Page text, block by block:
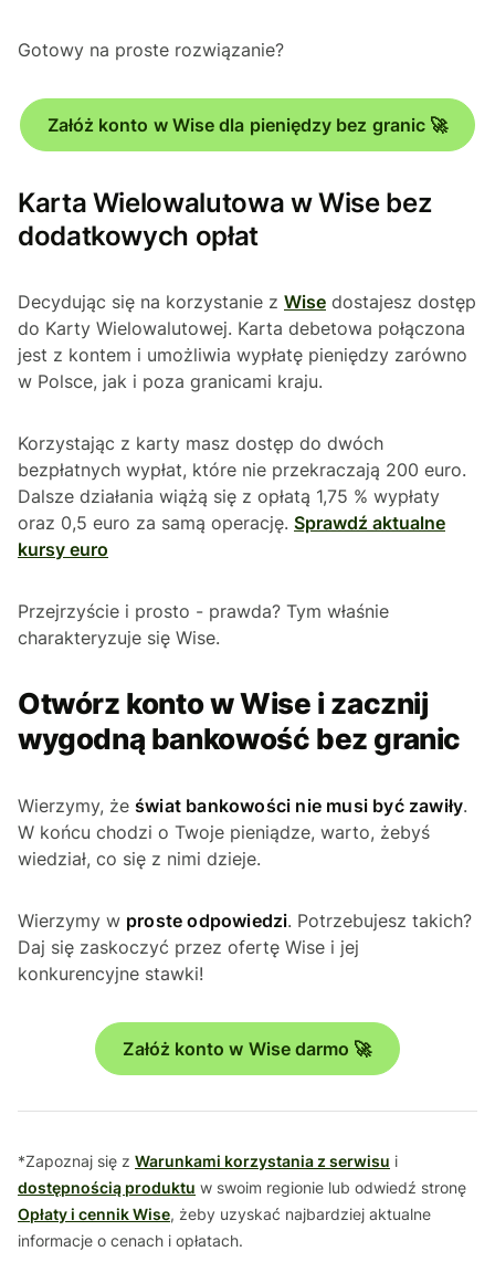
Gotowy na proste rozwiązanie?
Załóż konto w Wise dla pieniędzy bez granic 🚀
Karta Wielowalutowa w Wise bez
dodatkowych opłat
Decydując się na korzystanie z Wise dostajesz dostęp
do Karty Wielowalutowej. Karta debetowa połączona
jest z kontem i umożliwia wypłatę pieniędzy zarówno
w Polsce, jak i poza granicami kraju.
Korzystając z karty masz dostęp do dwóch
bezpłatnych wypłat, które nie przekraczają 200 euro.
Dalsze działania wiążą się z opłatą 1,75 % wypłaty
oraz 0,5 euro za samą operację. Sprawdź aktualne
kursy euro
Przejrzyście i prosto - prawda? Tym właśnie
charakteryzuje się Wise.
Otwórz konto w Wise i zacznij
wygodną bankowość bez granic
Wierzymy, że świat bankowości nie musi być zawiły.
W końcu chodzi o Twoje pieniądze, warto, żebyś
wiedział, co się z nimi dzieje.
Wierzymy w proste odpowiedzi. Potrzebujesz takich?
Daj się zaskoczyć przez ofertę Wise i jej
konkurencyjne stawki!
Załóż konto w Wise darmo 🚀
*Zapoznaj się z Warunkami korzystania z serwisu i
dostępnością produktu w swoim regionie lub odwiedź stronę
Opłaty i cennik Wise, żeby uzyskać najbardziej aktualne
informacje o cenach i opłatach.